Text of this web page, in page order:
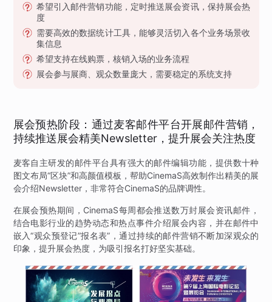
希望引入邮件营销功能，定时推送展会资讯，保持展会热
度
需要高效的数据统计工具，能够灵活切入各个业务场景收
集信息
希望支持在线购票，核销入场的业务流程
展会参与展商、观众数量庞大，需要稳定的系统支持
展会预热阶段：通过麦客邮件平台开展邮件营销，
持续推送展会精美Newsletter，提升展会关注热度
麦客自主研发的邮件平台具有强大的邮件编辑功能，提供数十种
图文布局“区块”和高颜值模板，帮助CinemaS高效制作出精美的展
会介绍Newsletter，非常符合CinemaS的品牌调性。
在展会预热期间，CinemaS每周都会推送数万封展会资讯邮件，
结合电影行业的趋势动态和热点事件介绍展会内容，并在邮件中
嵌入“观众预登记”报名表”，通过持续的邮件营销不断加深观众的
印象，提升展会热度，为吸引报名打好坚实基础。